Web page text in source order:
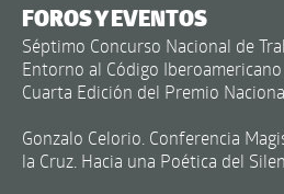
FOROS Y EVENTOS
Séptimo Concurso Nacional de
Entorno al Código
Cuarta Edición del Premio
Gonzalo Celorio. Conferencia
la Cruz. Hacia una Poética del